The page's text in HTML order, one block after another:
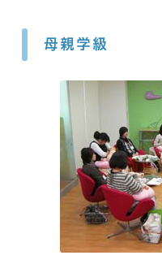
母親学級